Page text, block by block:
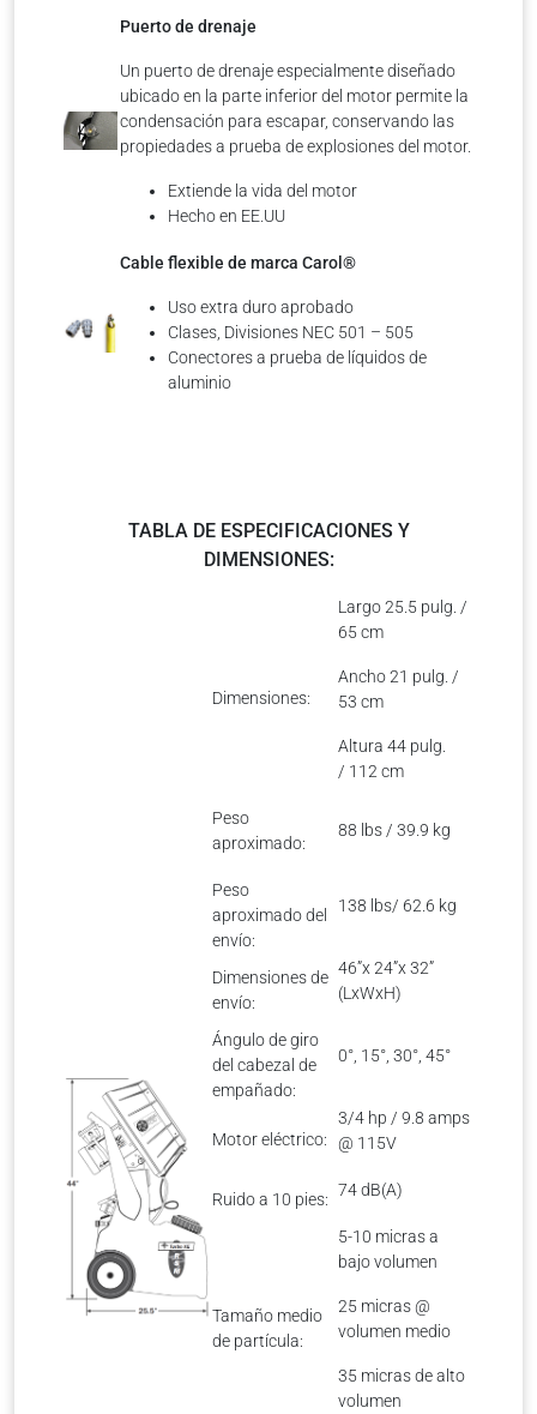
Puerto de drenaje
Un puerto de drenaje especialmente diseñado
ubicado en la parte inferior del motor permite la
condensación para escapar, conservando las
propiedades a prueba de explosiones del motor.
Extiende la vida del motor
Hecho en EE.UU
Cable flexible de marca Carol®
Uso extra duro aprobado
Clases, Divisiones NEC 501 – 505
Conectores a prueba de líquidos de
aluminio
TABLA DE ESPECIFICACIONES Y
DIMENSIONES:
Dimensiones:
Largo 25.5 pulg. /
65 cm
Ancho 21 pulg. /
53 cm
Altura 44 pulg.
/ 112 cm
Peso
aproximado:
88 lbs / 39.9 kg
Peso
aproximado del
envío:
138 lbs/ 62.6 kg
Dimensiones de
envío:
46”x 24”x 32”
(LxWxH)
Ángulo de giro
del cabezal de
empañado:
0°, 15°, 30°, 45°
Motor eléctrico:
3/4 hp / 9.8 amps
@ 115V
Ruido a 10 pies: 74 dB(A)
Tamaño medio
de partícula:
5-10 micras a
bajo volumen
25 micras @
volumen medio
35 micras de alto
volumen